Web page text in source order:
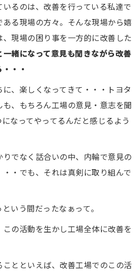
るのは、改善を行っている私達で
る現場の方々。そんな現場から嬉
、現場の困り事を一方的に改善した
一緒になって意見も聞きながら改善
・・
、楽しくなってきて・・・トヨタ
、もちろん工場の意見・意志を聞
なってやってるんだと感じるよう
でなく話合いの中、内輪で意見の
・でも、それは真剣に取り組んで
いう間だったなぁって。
の活動を生かし工場全体に改善を
とといえば、改善工場でのこの活